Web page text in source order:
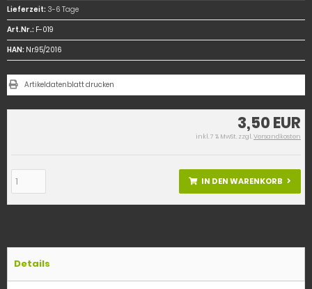
3,50 EUR
inkl. 7 % MwSt. zzgl.Versandkosten
IN DEN WARENKORB
Lieferzeit: 3-6 Tage
Art.Nr.: F-019
HAN: Nr.95/2016
Artikeldatenblatt drucken
Details